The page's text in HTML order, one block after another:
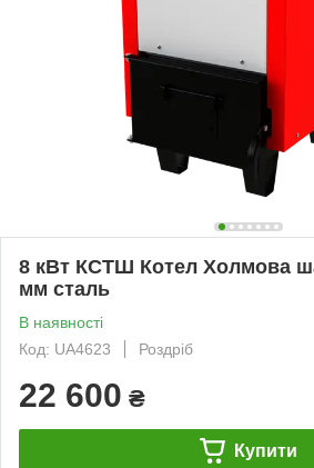
8 кВт КСТШ Котел Холмова
мм сталь
В наявності
Код: UA4623
Роздріб
22 600 ₴
Купити